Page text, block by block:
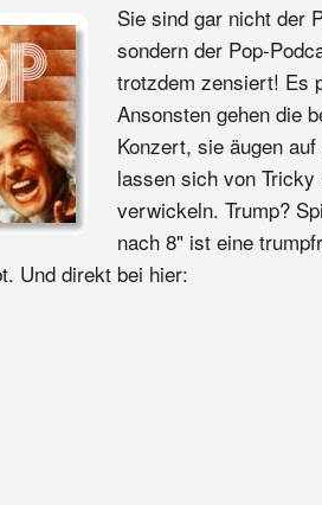
Sie sind gar nicht der
sondern der Pop-
trotzdem zensiert! Es
Ansonsten gehen die
Konzert, sie äugen
lassen sich von
verwickeln. Trump?
nach 8" ist eine
Und direkt bei hier: